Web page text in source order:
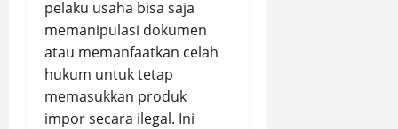
pelaku usaha bisa saja
memanipulasi dokumen
atau memanfaatkan celah
hukum untuk tetap
memasukkan produk
impor secara ilegal. Ini